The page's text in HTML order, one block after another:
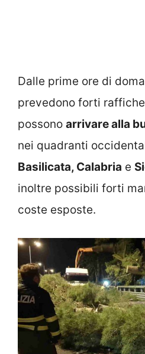
Dalle prime ore di
prevedono forti
possono arrivare alla
nei quadranti
Basilicata, Calabria e
inoltre possibili forti
coste esposte.